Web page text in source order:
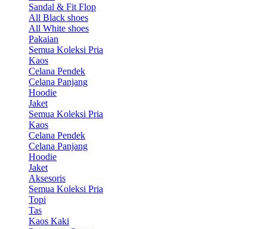
Sandal & Fit Flop
All Black shoes
All White shoes
Pakaian
Semua Koleksi Pria
Kaos
Celana Pendek
Celana Panjang
Hoodie
Jaket
Semua Koleksi Pria
Kaos
Celana Pendek
Celana Panjang
Hoodie
Jaket
Aksesoris
Semua Koleksi Pria
Topi
Tas
Kaos Kaki